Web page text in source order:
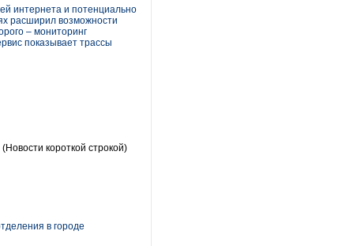
интернета и потенциально
расширил возможности
– мониторинг
показывает трассы
(Новости короткой строкой)
в городе